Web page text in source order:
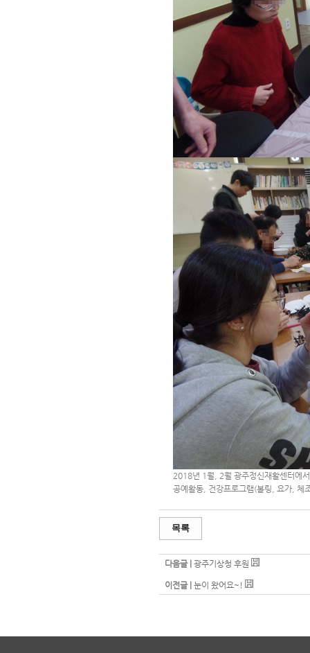
2018년 1월, 2월 광주정신재활센터에
공예활동, 건강프로그램(볼링, 요가, 체
목록
다음글 | 광주기상청 후원
이전글 | 눈이 왔어요~!